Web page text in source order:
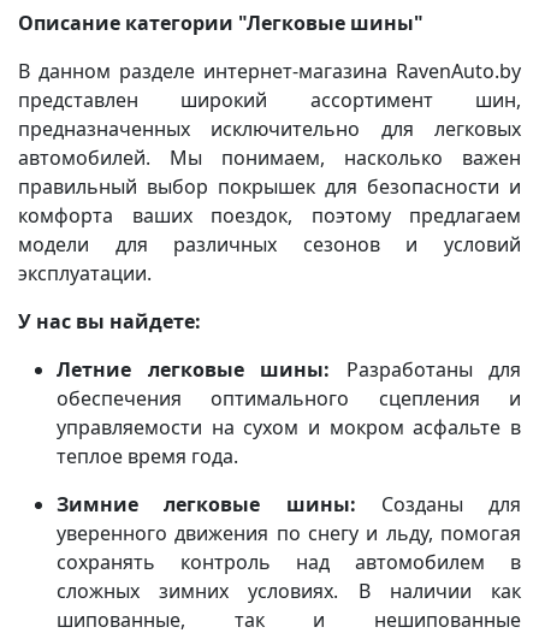
Описание категории "Легковые шины"
В данном разделе интернет-магазина RavenAuto.by
представлен широкий ассортимент шин,
предназначенных исключительно для легковых
автомобилей. Мы понимаем, насколько важен
правильный выбор покрышек для безопасности и
комфорта ваших поездок, поэтому предлагаем
модели для различных сезонов и условий
эксплуатации.
У нас вы найдете:
Летние легковые шины: Разработаны для
обеспечения оптимального сцепления и
управляемости на сухом и мокром асфальте в
теплое время года.
Зимние легковые шины: Созданы для
уверенного движения по снегу и льду, помогая
сохранять контроль над автомобилем в
сложных зимних условиях. В наличии как
шипованные, так и нешипованные